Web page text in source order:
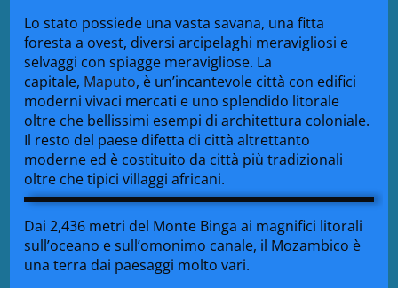
Lo stato possiede una vasta savana, una fitta
foresta a ovest, diversi arcipelaghi meravigliosi e
selvaggi con spiagge meravigliose. La
capitale, Maputo, è un’incantevole città con edifici
moderni vivaci mercati e uno splendido litorale
oltre che bellissimi esempi di architettura coloniale.
Il resto del paese difetta di città altrettanto
moderne ed è costituito da città più tradizionali
oltre che tipici villaggi africani.
Dai 2,436 metri del Monte Binga ai magnifici litorali
sull’oceano e sull’omonimo canale, il Mozambico è
una terra dai paesaggi molto vari.